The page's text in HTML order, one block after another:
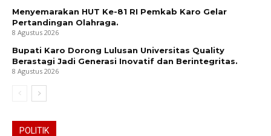
Menyemarakan HUT Ke-81 RI Pemkab Karo Gelar
Pertandingan Olahraga.
8 Agustus 2026
Bupati Karo Dorong Lulusan Universitas Quality
Berastagi Jadi Generasi Inovatif dan Berintegritas.
8 Agustus 2026
POLITIK